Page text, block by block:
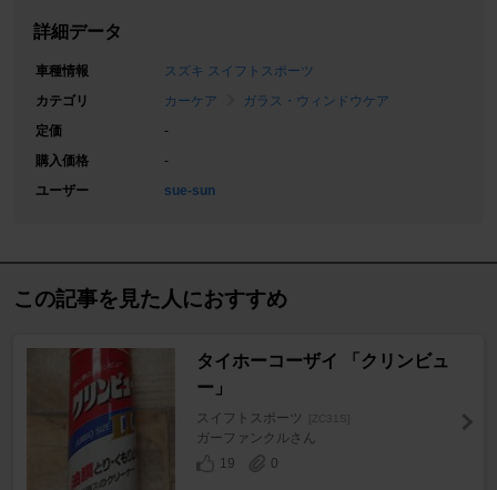
詳細データ
車種情報
スズキ スイフトスポーツ
カテゴリ
カーケア
ガラス・ウィンドウケア
定価
-
購入価格
-
ユーザー
sue-sun
この記事を見た人におすすめ
タイホーコーザイ 「クリンビュ
ー」
スイフトスポーツ [ZC31S]
ガーファンクルさん
19
0